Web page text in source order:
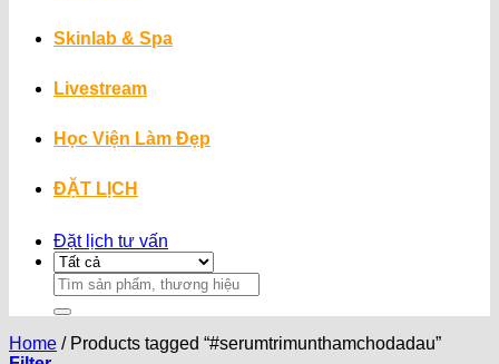
Skinlab & Spa
Livestream
Học Viện Làm Đẹp
ĐẶT LỊCH
Đặt lịch tư vấn
Search
for:
Home /Products tagged “#serumtrimunthamchodadau”